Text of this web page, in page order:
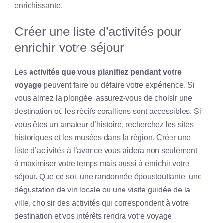
enrichissante.
Créer une liste d’activités pour
enrichir votre séjour
Les activités que vous planifiez pendant votre
voyage peuvent faire ou défaire votre expérience. Si
vous aimez la plongée, assurez-vous de choisir une
destination où les récifs coralliens sont accessibles. Si
vous êtes un amateur d’histoire, recherchez les sites
historiques et les musées dans la région. Créer une
liste d’activités à l’avance vous aidera non seulement
à maximiser votre temps mais aussi à enrichir votre
séjour. Que ce soit une randonnée époustouflante, une
dégustation de vin locale ou une visite guidée de la
ville, choisir des activités qui correspondent à votre
destination et vos intérêts rendra votre voyage